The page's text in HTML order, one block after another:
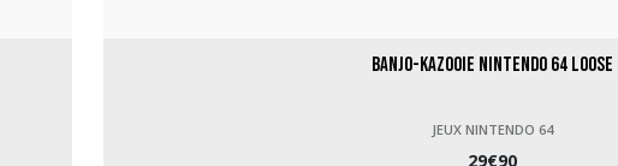
Banjo-Kazooie Nintendo 64 loose
JEUX NINTENDO 64
29€90